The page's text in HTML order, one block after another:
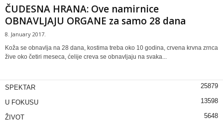
ČUDESNA HRANA: Ove namirnice
OBNAVLJAJU ORGANE za samo 28 dana
8. January 2017.
Koža se obnavlja na 28 dana, kostima treba oko 10 godina, crvena krvna zrnca
žive oko četiri meseca, ćelije creva se obnavljaju na svaka...
SPEKTAR 25879
U FOKUSU 13598
ŽIVOT 5648